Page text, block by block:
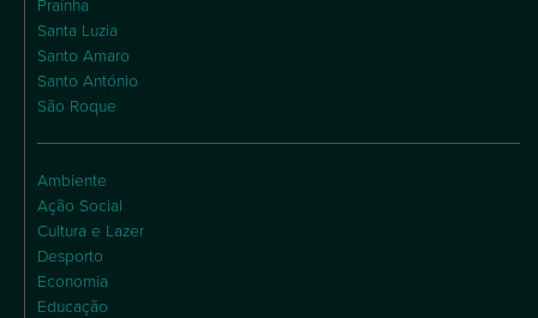
Praínha
Santa Luzia
Santo Amaro
Santo António
São Roque
Ambiente
Ação Social
Cultura e Lazer
Desporto
Economia
Educação